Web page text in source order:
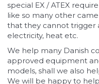
special EX / ATEX
like so many other
that they cannot trigger
electricity, heat etc.
We help many Danish
approved equipment
models, shall we also
We will be happy to